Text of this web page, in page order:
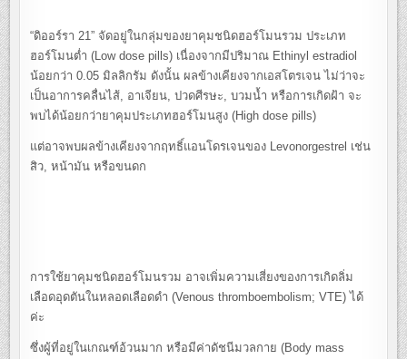
“ดิออร์รา 21” จัดอยู่ในกลุ่มของยาคุมชนิดฮอร์โมนรวม ประเภท
ฮอร์โมนต่ำ (Low dose pills) เนื่องจากมีปริมาณ Ethinyl estradiol
น้อยกว่า 0.05 มิลลิกรัม ดังนั้น ผลข้างเคียงจากเอสโตรเจน ไม่ว่าจะ
เป็นอาการคลื่นไส้, อาเจียน, ปวดศีรษะ, บวมน้ำ หรือการเกิดฝ้า จะ
พบได้น้อยกว่ายาคุมประเภทฮอร์โมนสูง (High dose pills)
แต่อาจพบผลข้างเคียงจากฤทธิ์แอนโดรเจนของ Levonorgestrel เช่น
สิว, หน้ามัน หรือขนดก
การใช้ยาคุมชนิดฮอร์โมนรวม อาจเพิ่มความเสี่ยงของการเกิดลิ่ม
เลือดอุดตันในหลอดเลือดดำ (Venous thromboembolism; VTE) ได้
ค่ะ
ซึ่งผู้ที่อยู่ในเกณฑ์อ้วนมาก หรือมีค่าดัชนีมวลกาย (Body mass